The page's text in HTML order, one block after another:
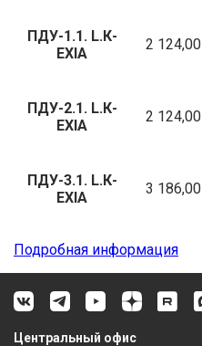
ПДУ-1.1. L.К-
EXIA
2 124,00
ПДУ-2.1. L.К-
EXIA
2 124,00
ПДУ-3.1. L.К-
EXIA
3 186,00
Подробная информация
Центральный офис